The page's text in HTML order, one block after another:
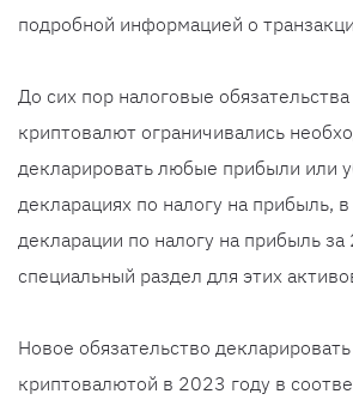
подробной информацией о
До сих пор налоговые
криптовалют ограничивались
декларировать любые прибыли или
декларациях по налогу на прибыль,
декларации по налогу на прибыль за
специальный раздел для этих
Новое обязательство
криптовалютой в 2023 году в